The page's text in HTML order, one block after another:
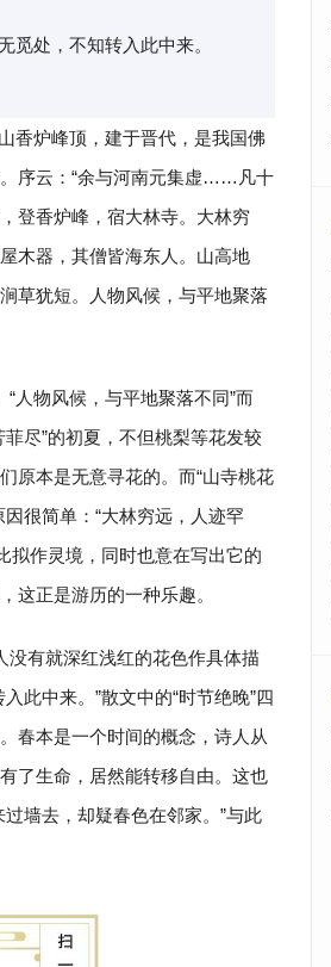
觅处，不知转入此中来。
香炉峰顶，建于晋代，是我国佛
序云：“余与河南元集虚……凡十
登香炉峰，宿大林寺。大林穷
木器，其僧皆海东人。山高地
草犹短。人物风候，与平地聚落
人物风候，与平地聚落不同”而
尽”的初夏，不但桃梨等花发较
原本是无意寻花的。而“山寺桃花
很简单：“大林穷远，人迹罕
拟作灵境，同时也意在写出它的
这正是游历的一种乐趣。
没有就深红浅红的花色作具体描
此中来。”散文中的“时节绝晚”四
春本是一个时间的概念，诗人从
了生命，居然能转移自由。这也
墙去，却疑春色在邻家。”与此